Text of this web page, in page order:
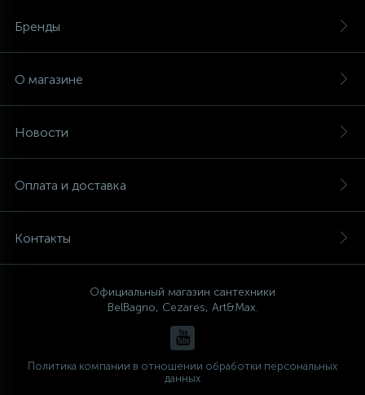
Бренды
О магазине
Новости
Оплата и доставка
Контакты
Официальный магазин сантехники
BelBagno, Cezares, Art&Max.
Политика компании в отношении обработки персональных
данных